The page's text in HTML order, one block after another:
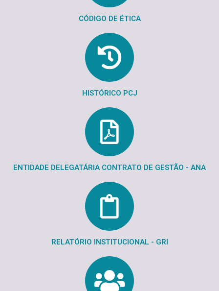
CÓDIGO DE ÉTICA
HISTÓRICO PCJ
ENTIDADE DELEGATÁRIA CONTRATO DE GESTÃO - ANA
RELATÓRIO INSTITUCIONAL - GRI